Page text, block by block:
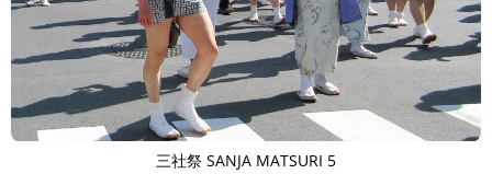
三社祭 SANJA MATSURI 5